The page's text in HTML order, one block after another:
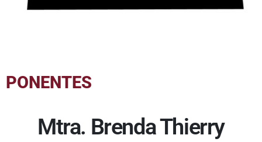
PONENTES
Mtra. Brenda Thierry